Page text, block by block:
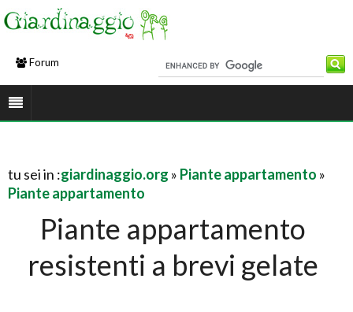
Forum
tu sei in :giardinaggio.org » Piante appartamento »
Piante appartamento
Piante appartamento
resistenti a brevi gelate